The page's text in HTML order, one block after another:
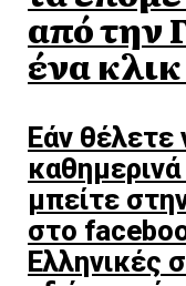
από την
ένα
Εάν θέλετε
μπείτε
στο
Ελληνικές